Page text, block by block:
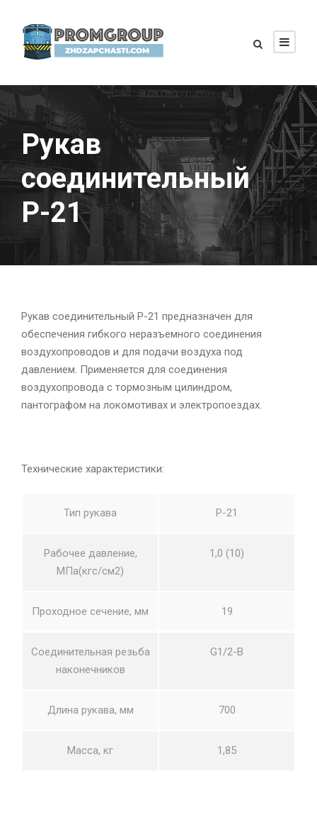
Рукав
соединительный
Р-21
Рукав соединительный Р-21 предназначен для
обеспечения гибкого неразъемного соединения
воздухопроводов и для подачи воздуха под
давлением. Применяется для соединения
воздухопровода с тормозным цилиндром,
пантографом на локомотивах и электропоездах.
Технические характеристики:
Тип рукава Р-21
Рабочее давление,
МПа(кгс/см2)
1,0 (10)
Проходное сечение, мм 19
Соединительная резьба
наконечников
G1/2-В
Длина рукава, мм 700
Масса, кг 1,85